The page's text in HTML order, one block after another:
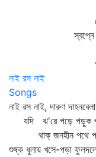
আমি যে
তোর মুখে কে
স্বপ্নে কি কেউ
তোর
আমি যে তোর
নাই রস নাই
Songs
নাই রস নাই, দারুণ
যদি ঝ'রে পড়ে পড়ুক
থাক্‌ জনহীন পথে
শুষ্ক ধুলায় খসে-পড়া